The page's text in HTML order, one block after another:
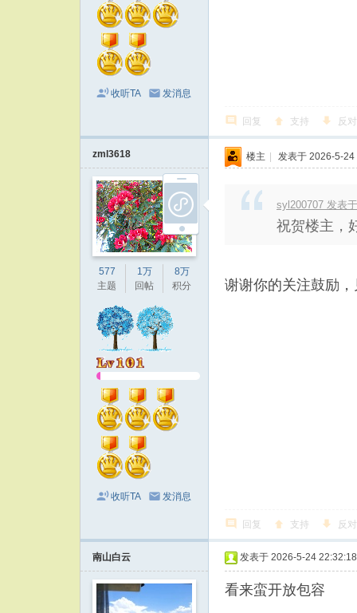
收听TA 发消息
回复 支持 反对
zml3618
577
主题
1万
回帖
8万
积分
收听TA 发消息
楼主 | 发表于 2026-5-
syl200707 发表
祝贺楼主，
谢谢你的关注鼓励
回复 支持 反对
南山白云 发表于 2026-5-24 22:32:18
看来蛮开放包容